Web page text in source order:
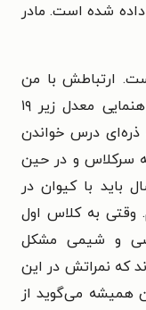
داده شده است. مادر
ارتباطش با من
بهتر از پدرش است. تا کلاس سوم راهنمایی معدل زیر ۱۹
ذره‌ای درس خواندن
سرکلاس و در حین
باید با کیوان در
وقتی به کلاس اول
و شیمی مشکل
که نمراتش در این
همیشه می‌گوید از